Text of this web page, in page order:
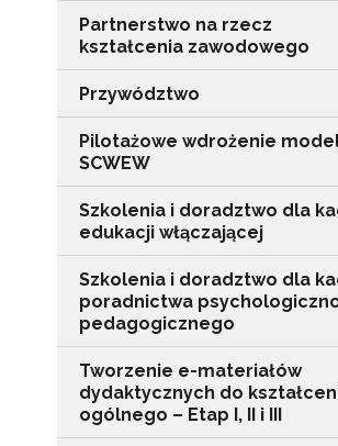
Partnerstwo na rzecz
kształcenia zawodowego
Przywództwo
Pilotażowe wdrożenie
SCWEW
Szkolenia i doradztwo dla
edukacji włączającej
Szkolenia i doradztwo dla
poradnictwa
pedagogicznego
Tworzenie e-materiałów
dydaktycznych do
ogólnego – Etap I, II i III